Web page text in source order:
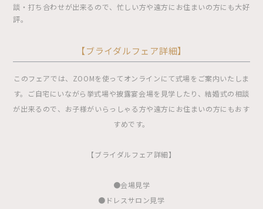
談・打ち合わせが出来るので、忙しい方や遠方にお住まいの方にも大好
評。
【ブライダルフェア詳細】
このフェアでは、ZOOMを使ってオンラインにて式場をご案内いたしま
す。ご自宅にいながら挙式場や披露宴会場を見学したり、結婚式の相談
が出来るので、お子様がいらっしゃる方や遠方にお住まいの方にもおす
すめです。
【ブライダルフェア詳細】
●会場見学
●ドレスサロン見学